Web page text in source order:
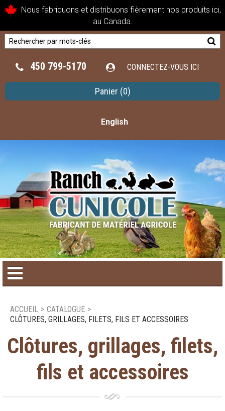
Nous fabriquons et distribuons fièrement nos produits ici,
au Canada.
450 799-5170 CONNECTEZ-VOUS ICI
Panier (0)
English
Produits saisonniers
ACCUEIL > CATALOGUE >
CLÔTURES, GRILLAGES, FILETS, FILS ET ACCESSOIRES
Clôtures, grillages, filets,
fils et accessoires